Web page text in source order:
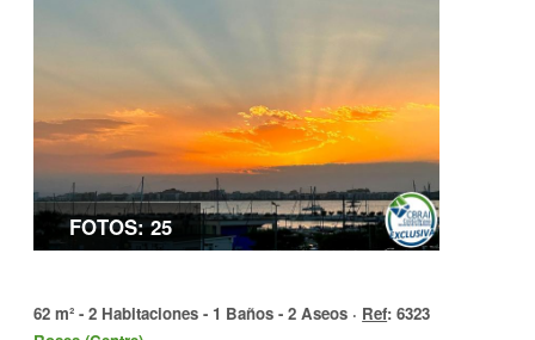
FOTOS: 25
62 m² - 2 Habitaciones - 1 Baños - 2 Aseos · Ref: 6323